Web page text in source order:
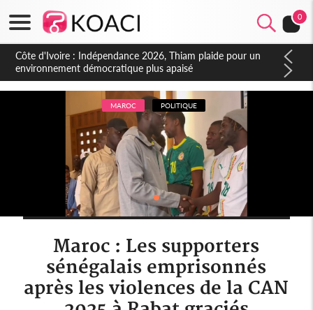
0
Côte d'Ivoire : Concours INFAS 2026, les convocations
seront disponibles à compter du samedi
MAROC POLITIQUE
Maroc : Les supporters
sénégalais emprisonnés
après les violences de la CAN